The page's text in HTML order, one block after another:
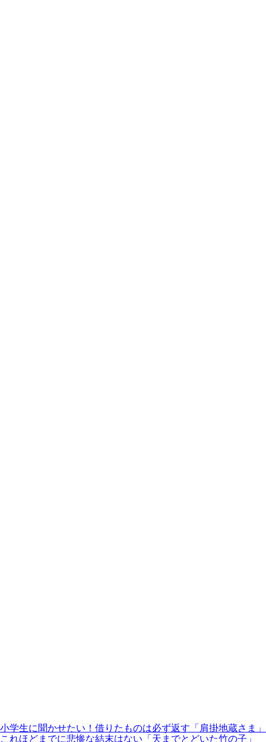
小学生に聞かせたい！借りたものは必ず返す「肩掛地蔵さま」
これほどまでに悲惨な結末はない「天までとどいた竹の子」